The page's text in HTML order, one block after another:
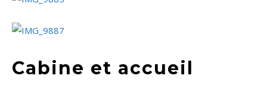
Cabine et accueil